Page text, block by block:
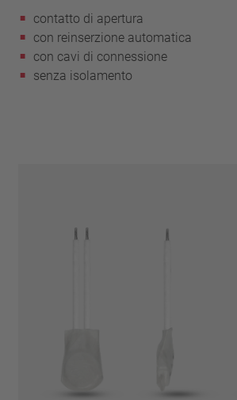
contatto di apertura
con reinserzione automatica
con cavi di connessione
senza isolamento